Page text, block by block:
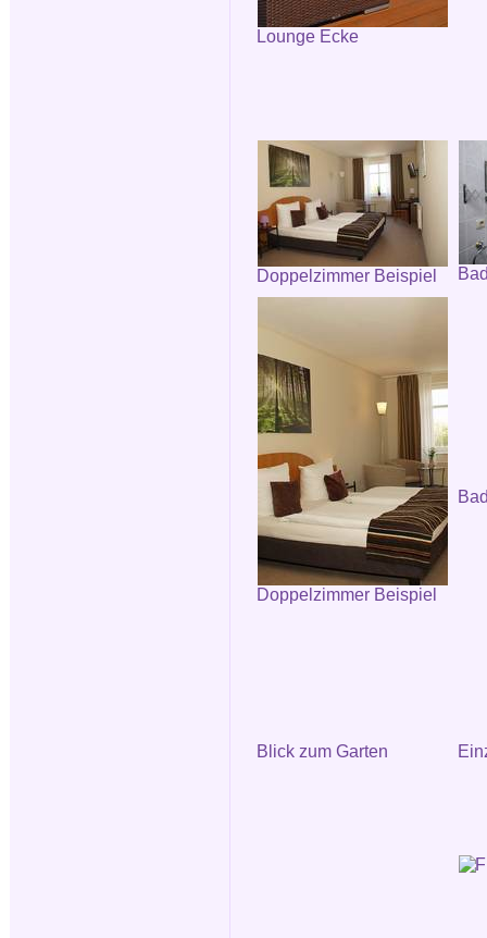
Lounge Ecke
Doppelzimmer Beispiel
Doppelzimmer Beispiel
Blick zum Garten